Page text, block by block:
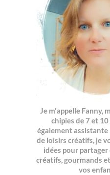
Je m'appelle Fanny,
chipies de 7 et 10
également assistante
de loisirs créatifs, je
idées pour
créatifs, gourmands
vos